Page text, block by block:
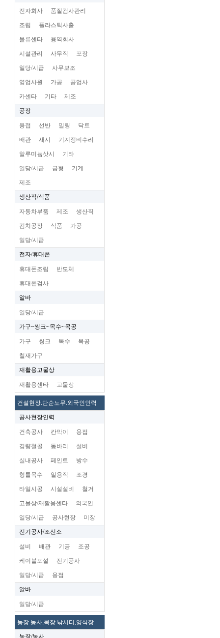
전자회사 품질검사관리
조립 플라스틱사출
물류센타 용역회사
시설관리 사무직 포장
일당/시급 사무보조
영업사원 가공 공업사
카센타 기타 제조
공장
용접 선반 밀링 닥트
배관 새시 기계정비수리
알루미늄삿시 기타
일당/시급 금형 기계
제조
생산직/식품
자동차부품 제조 생산직
김치공장 식품 가공
일당/시급
전자/휴대폰
휴대폰조립 반도체
휴대폰검사
알바
일당/시급
가구~씽크~목수~목공
가구 씽크 목수 목공
철재가구
재활용고물상
재활용센타 고물상
건설현장.단순노무.외국인인력
공사현장인력
건축공사 칸막이 용접
경량철골 동바리 설비
실내공사 페인트 방수
형틀목수 일용직 조경
타일시공 시설설비 철거
고물상/재활용센타 외국인
일당/시급 공사현장 미장
전기공사/조선소
설비 배관 기공 조공
케이블포설 전기공사
일당/시급 용접
알바
일당/시급
농장.농사,목장.낚시터,양식장
농장/농사